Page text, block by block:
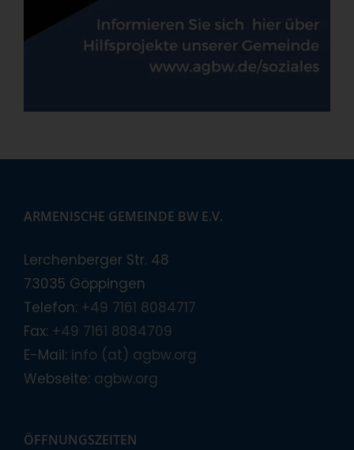
ARMENISCHE GEMEINDE BW E.V.
Lerchenberger Str. 48
73035 Göppingen
Telefon: +49 7161 8084717
Fax: +49 7161 8084709
E-Mail: info (at) agbw.org
Webseite: agbw.org
ÖFFNUNGSZEITEN